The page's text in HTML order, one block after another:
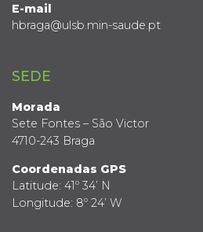
E-mail
hbraga@ulsb.min-saude.pt
SEDE
Morada
Sete Fontes – São Victor
4710-243 Braga
Coordenadas GPS
Latitude: 41º 34’ N
Longitude: 8º 24’ W